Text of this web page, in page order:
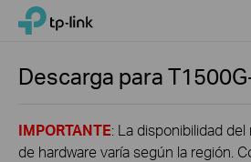
Click
navigation
TP-Link, Reliably Smart
Descarga para
IMPORTANTE: La disponibilidad
de hardware varía según la región.